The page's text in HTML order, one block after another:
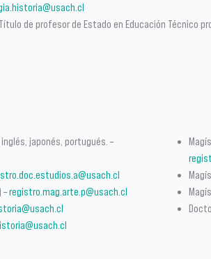
de profesor de Estado en Educación Técnico
japonés, portugués. –
–registro.mag.arte.p@usach.cl